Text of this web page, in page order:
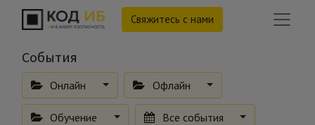
Свяжитесь с нами
События
Онлайн Офлайн
Обучение Все события